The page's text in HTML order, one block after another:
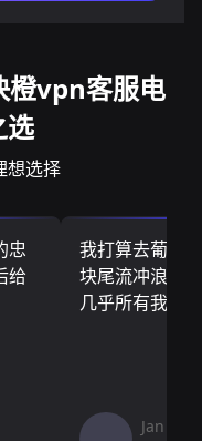
橙vpn客服电
选
想选择
忠
给
我打算去葡萄
块尾流冲浪板
几乎所有我需
Jan V